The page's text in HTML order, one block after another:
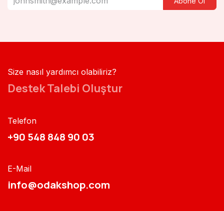
Size nasıl yardımcı olabiliriz?
Destek Talebi Oluştur
Telefon
+90 548 848 90 03​​
E-Mail
info@odakshop.com​